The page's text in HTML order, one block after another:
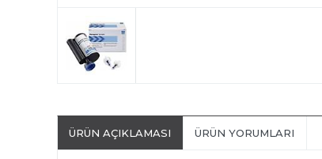
ÜRÜN AÇIKLAMASI ÜRÜN YORUMLARI